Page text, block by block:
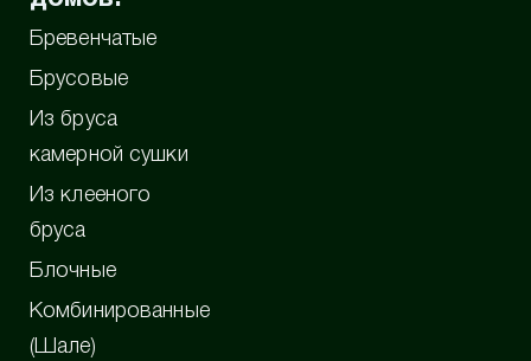
Бревенчатые
Брусовые
Из бруса
камерной сушки
Из клееного
бруса
Блочные
Комбинированные
(Шале)